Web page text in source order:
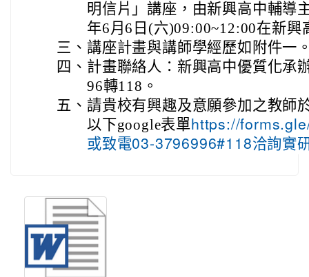
明信片」講座，由新興高中輔導
年6月6日(六)09:00~12:00在新興
三、 講座計畫與講師學經歷如附件一
四、 計畫聯絡人：新興高中優質化承
96轉118。
五、 請貴校有興趣及意願參加之教師
以下google表單https://
或致電03-3796996#118洽詢實